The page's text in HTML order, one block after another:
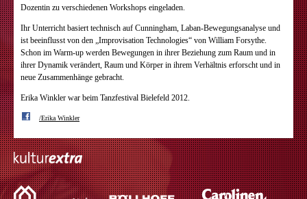
Dozentin zu verschiedenen Workshops eingeladen.
Ihr Unterricht basiert technisch auf Cunningham, Laban-Bewegungsanalyse und
ist beeinflusst von den „Improvisation Technologies“ von William Forsythe.
Schon im Warm-up werden Bewegungen in ihrer Beziehung zum Raum und in
ihrer Dynamik verändert, Raum und Körper in ihrem Verhältnis erforscht und in
neue Zusammenhänge gebracht.
Erika Winkler war beim Tanzfestival Bielefeld 2012.
/Erika Winkler